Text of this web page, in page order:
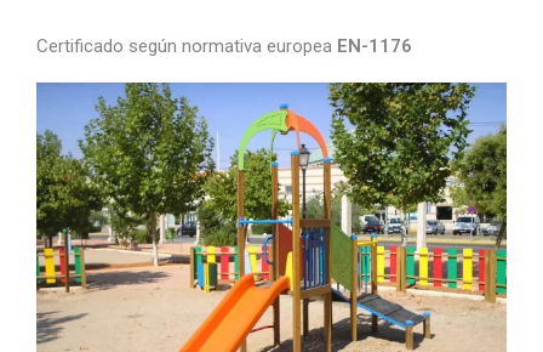
Certificado según normativa europea EN-1176